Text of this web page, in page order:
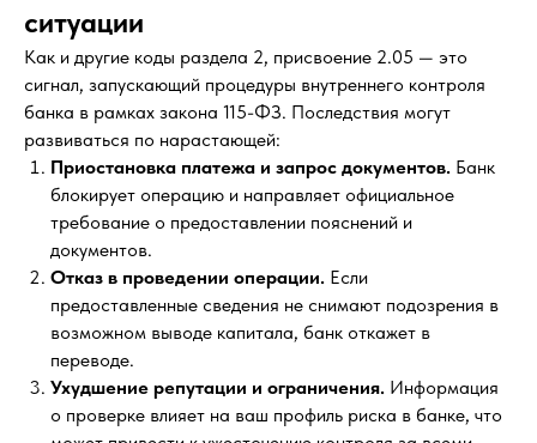
ситуации
Как и другие коды раздела 2, присвоение 2.05 — это
сигнал, запускающий процедуры внутреннего контроля
банка в рамках закона 115-ФЗ. Последствия могут
развиваться по нарастающей:
Приостановка платежа и запрос документов. Банк
блокирует операцию и направляет официальное
требование о предоставлении пояснений и
документов.
Отказ в проведении операции. Если
предоставленные сведения не снимают подозрения в
возможном выводе капитала, банк откажет в
переводе.
Ухудшение репутации и ограничения. Информация
о проверке влияет на ваш профиль риска в банке, что